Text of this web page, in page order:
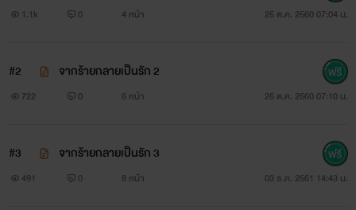
เมื่อแกนกายใหญ่โดนจุดเสียวของร่างเล็ก เขากระตุกและ
คิเรียวดึงแกนกายออกจากช่องทางเล็กแล้วดึงร่างเล็กให้นั่ง
1.1k 0 4 หน้า 25 ต.ค. 2560 07:04 น.
#2 จากร้ายกลายเป็นรัก 2
722 0 6 หน้า 25 ต.ค. 2560 07:10 น.
#3 จากร้ายกลายเป็นรัก 3
491 0 8 หน้า 03 ธ.ค. 2561 14:43 น.